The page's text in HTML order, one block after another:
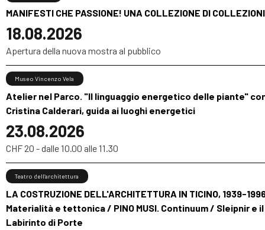
MANIFESTI CHE PASSIONE! UNA COLLEZIONE DI COLLEZIONI
18.08.2026
Apertura della nuova mostra al pubblico
Atelier nel Parco. "Il linguaggio energetico delle piante"
Cristina Calderari, guida ai luoghi energetici
23.08.2026
Museo Vincenzo Vela
CHF 20 - dalle 10.00 alle 11.30
LA COSTRUZIONE DELL'ARCHITETTURA IN TICINO, 1939-
Materialità e tettonica / PINO MUSI. Continuum / Sleipnir e il
Labirinto di Porte
Teatro dell’architettura